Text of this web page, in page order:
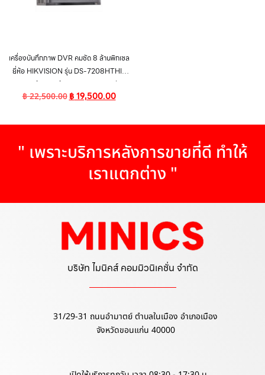
เครื่องบันทึกภาพ DVR คมชัด 8 ล้านพิกเซล
ยี่ห้อ HIKVISION รุ่น DS-7208HTHI-
K2 สินค้าของแท้ จาก HIKVISION รับ
ประกัน 4 ปีเต็ม
฿22,500.00 ฿19,500.00
" เพราะบริการหลังการขายที่ดี ทำให้
เราแตกต่าง "
บริษัท ไมนิคส์ คอมมิวนิเคชั่น จำกัด
31/29-31 ถนนอำมาตย์ ตำบลในเมือง อำเภอเมือง
จังหวัดขอนแก่น 40000